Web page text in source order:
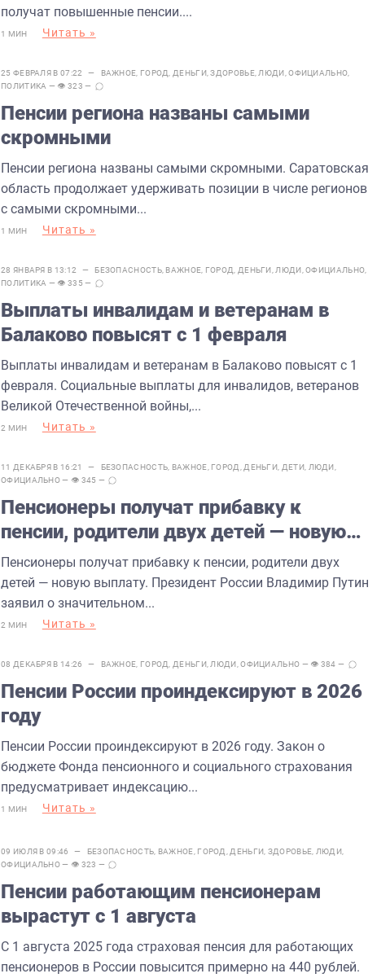
получат повышенные пенсии....
1 МИН Читать »
25 ФЕВРАЛЯ В 07:22 — ВАЖНОЕ ГОРОД ДЕНЬГИ,ЗДОРОВЬЕ, ЛЮДИ ,ОФИЦИАЛЬНО
ПОЛИТИКА — 👁 323 —
Пенсии региона названы самыми
скромными
Пенсии региона названы самыми скромными. Саратовская
область продолжает удерживать позиции в числе регионов
с самыми скромными...
1 МИН Читать »
28 ЯНВАРЯ В 13:12 — БЕЗОПАСНОСТЬ, ВАЖНОЕ ГОРОД ДЕНЬГИ ЛЮДИ ,ОФИЦИАЛЬНО
ПОЛИТИКА — 👁 335 —
Выплаты инвалидам и ветеранам в
Балаково повысят с 1 февраля
Выплаты инвалидам и ветеранам в Балаково повысят с 1
февраля. Социальные выплаты для инвалидов, ветеранов
Великой Отечественной войны,...
2 МИН Читать »
11 ДЕКАБРЯ В 16:21 — БЕЗОПАСНОСТЬ ВАЖНОЕ ГОРОД ДЕНЬГИ ДЕТИ, ЛЮДИ
ОФИЦИАЛЬНО— 👁 345 —
Пенсионеры получат прибавку к
пенсии, родители двух детей — новую
выплату
Пенсионеры получат прибавку к пенсии, родители двух
детей — новую выплату. Президент России Владимир Путин
заявил о значительном...
2 МИН Читать »
08 ДЕКАБРЯ В 14:26 — ВАЖНОЕ ГОРОД ДЕНЬГИ, ЛЮДИ ,ОФИЦИАЛЬНО — 👁 384 —
Пенсии России проиндексируют в 2026
году
Пенсии России проиндексируют в 2026 году. Закон о
бюджете Фонда пенсионного и социального страхования
предусматривает индексацию...
1 МИН Читать »
09 ИЮЛЯ В 09:46 — БЕЗОПАСНОСТЬ ВАЖНОЕ ГОРОД ДЕНЬГИ ЗДОРОВЬЕ ЛЮДИ
ОФИЦИАЛЬНО— 👁 323 —
Пенсии работающим пенсионерам
вырастут с 1 августа
С 1 августа 2025 года страховая пенсия для работающих
пенсионеров в России повысится примерно на 440 рублей.